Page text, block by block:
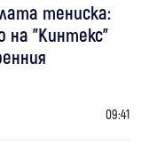
тениска:
на "Кинтекс"
09:41